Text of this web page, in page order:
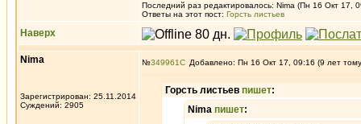
Последний раз редактировалось: Nima (Пн 16 Окт 17,
Ответы на этот пост: Горсть листьев
Наверх
Nima
Зарегистрирован: 25.11.2014
Суждений: 2905
№349961 Добавлено: Пн 16 Окт 17, 09:16 (9 лет
Горсть листьев пишет:
Nima пишет: